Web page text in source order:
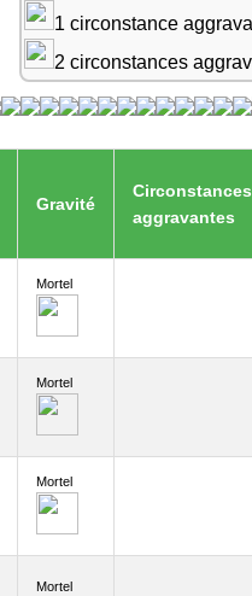
1 circonstance
2 circonstances
Gravité
Circonstances
aggravantes
Mortel
Mortel
Mortel
Mortel